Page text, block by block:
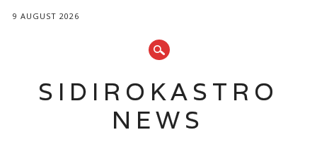
9 AUGUST 2026
SIDIROKASTRO
NEWS